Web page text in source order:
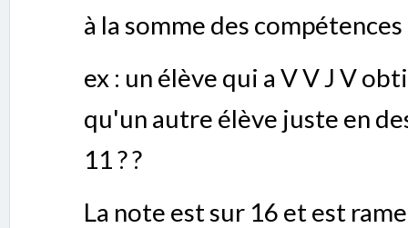
à la somme des compétences
ex : un élève qui a V V J V
qu'un autre élève juste en
11 ? ?
La note est sur 16 et est